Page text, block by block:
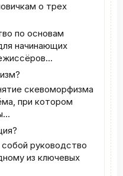
о трех
по основам
начинающих
скевоморфизма
при котором
руководство
из ключевых